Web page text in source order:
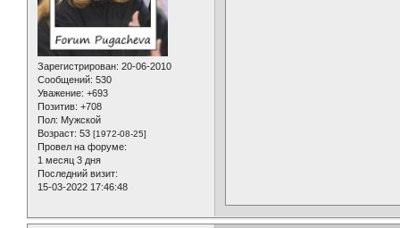
Зарегистрирован: 20-06-2010
Сообщений: 530
Уважение: +693
Позитив: +708
Пол: Мужской
Возраст: 53 [1972-08-25]
Провел на форуме:
1 месяц 3 дня
Последний визит:
15-03-2022 17:46:48